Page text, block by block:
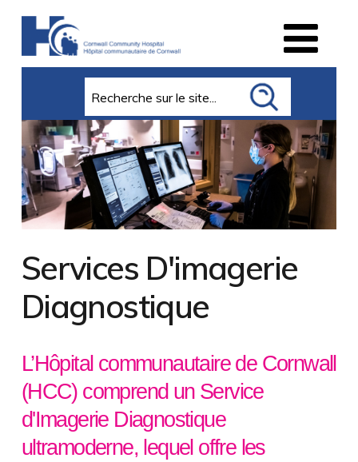
Services D'imagerie
Diagnostique
L’Hôpital communautaire de Cornwall
(HCC) comprend un Service
d'Imagerie Diagnostique
ultramoderne, lequel offre les